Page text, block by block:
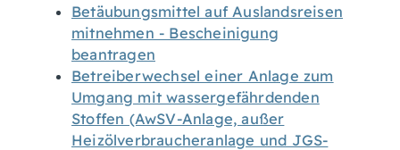
Betäubungsmittel auf Auslandsreisen
mitnehmen - Bescheinigung
beantragen
Betreiberwechsel einer Anlage zum
Umgang mit wassergefährdenden
Stoffen (AwSV-Anlage, außer
Heizölverbraucheranlage und JGS-